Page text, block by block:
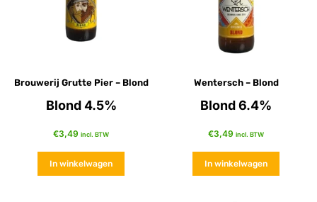
Brouwerij Grutte Pier – Blond
Blond 4.5%
€3,49 incl. BTW
In winkelwagen
Wentersch – Blond
Blond 6.4%
€3,49 incl. BTW
In winkelwagen